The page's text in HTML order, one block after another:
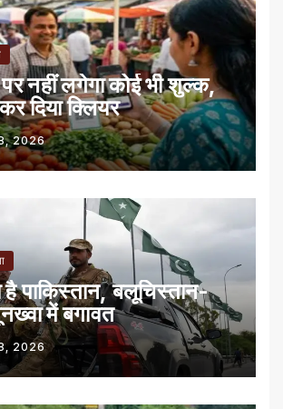
नहीं लगेगा कोई भी शुल्क,
दिया क्लियर
2026
पाकिस्तान, बलूचिस्तान-
में बगावत
2026